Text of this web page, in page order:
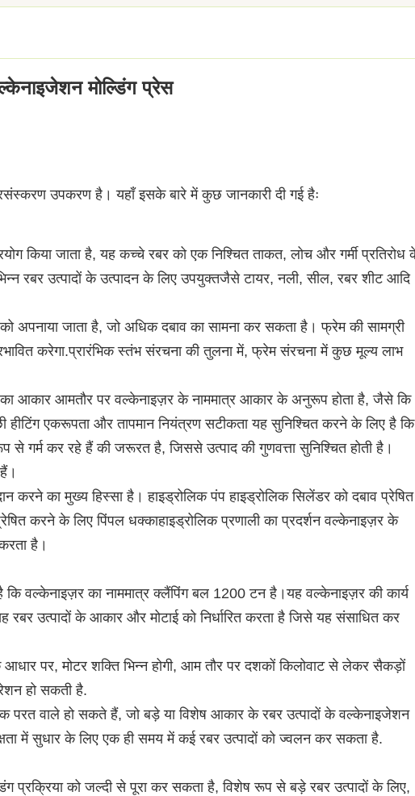
मोल्डिंग प्रेस
उपकरण है। यहाँ इसके बारे में कुछ जानकारी दी गई हैः
किया जाता है, यह कच्चे रबर को एक निश्चित ताकत, लोच और गर्मी प्रतिरोध
रबर उत्पादों के उत्पादन के लिए उपयुक्तजैसे टायर, नली, सील, रबर शीट
जाता है, जो अधिक दबाव का सामना कर सकता है। फ्रेम की सामग्री
करेगा.प्रारंभिक स्तंभ संरचना की तुलना में, फ्रेम संरचना में कुछ मूल्य लाभ
का आकार आमतौर पर वल्केनाइज़र के नाममात्र आकार के अनुरूप होता है, जैसे कि
हीटिंग एकरूपता और तापमान नियंत्रण सटीकता यह सुनिश्चित करने के लिए है कि
से गर्म कर रहे हैं की जरूरत है, जिससे उत्पाद की गुणवत्ता सुनिश्चित होती है।
करने का मुख्य हिस्सा है। हाइड्रोलिक पंप हाइड्रोलिक सिलेंडर को दबाव प्रेषित
करने के लिए पिंपल धक्काहाइड्रोलिक प्रणाली का प्रदर्शन वल्केनाइज़र के
है।
वल्केनाइज़र का नाममात्र क्लैंपिंग बल 1200 टन है।यह वल्केनाइज़र की कार्य
रबर उत्पादों के आकार और मोटाई को निर्धारित करता है जिसे यह संसाधित कर
पर, मोटर शक्ति भिन्न होगी, आम तौर पर दशकों किलोवाट से लेकर सैकड़ों
हो सकती है.
परत वाले हो सकते हैं, जो बड़े या विशेष आकार के रबर उत्पादों के वल्केनाइजेशन
में सुधार के लिए एक ही समय में कई रबर उत्पादों को ज्वलन कर सकता है.
प्रक्रिया को जल्दी से पूरा कर सकता है, विशेष रूप से बड़े रबर उत्पादों के लिए,